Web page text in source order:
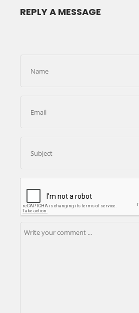
REPLY A MESSAGE